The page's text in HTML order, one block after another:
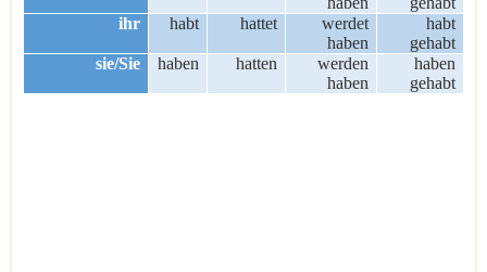
ihr
habt hattet
werdet
haben
habt
gehabt
sie/Sie
haben hatten
werden
haben
haben
gehabt